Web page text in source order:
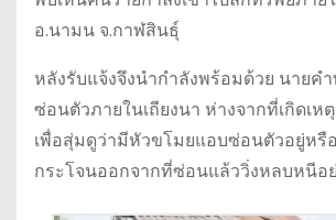
อ.นามน จ.กาฬสินธุ์
หลังรับแจ้งจึงนำกำลังพร้อมด้วย นาย
ซ่อนตัวภายในเถียงนา ห่างจากที่เกิดเ
เพื่อสุ่มดูว่ามีหัวขโมยแอบซ่อนตัวอยู่ห
กระโจนออกจากที่ซ่อนแล้ววิ่งหลบหนีอ